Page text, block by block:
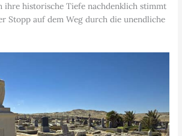
ihre historische Tiefe nachdenklich stimmt
Stopp auf dem Weg durch die unendliche